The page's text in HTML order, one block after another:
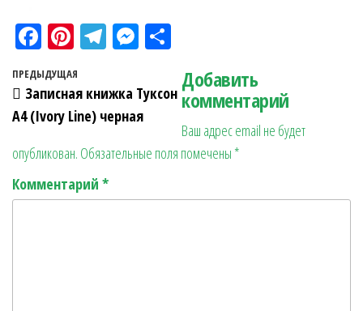
Fa
ce
bo
ok
Pi
nt
er
es
t
Te
gr
a
M
se
n
r
ра
в
ит
ь
Навигация по записям
Предыдущая запись
ПРЕДЫДУЩАЯ
Записная книжка Туксон
А4 (Ivory Line) черная
Добавить
комментарий
Ваш адрес email не будет
опубликован. Обязательные поля помечены *
Комментарий *